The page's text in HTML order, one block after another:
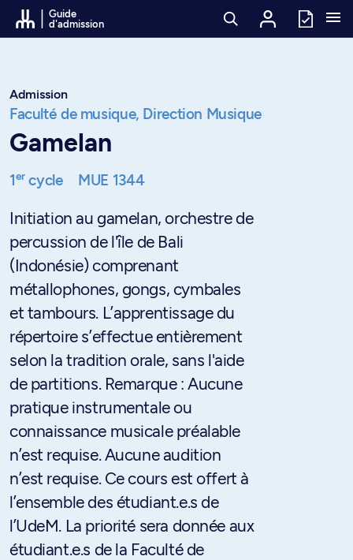
Passer au contenu
Guide
d'admission
Admission
Faculté de musique, Direction Musique
Gamelan
1ercycle MUE 1344
Initiation au gamelan, orchestre de
percussion de l'île de Bali
(Indonésie) comprenant
métallophones, gongs, cymbales
et tambours. L’apprentissage du
répertoire s’effectue entièrement
selon la tradition orale, sans l'aide
de partitions. Remarque : Aucune
pratique instrumentale ou
connaissance musicale préalable
n’est requise. Aucune audition
n’est requise. Ce cours est offert à
l’ensemble des étudiant.e.s de
l’UdeM. La priorité sera donnée aux
étudiant.e.s de la Faculté de